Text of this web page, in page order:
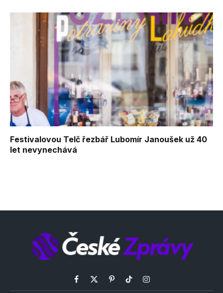
Festivalovou Telč řezbář Lubomír Janoušek už 40
let nevynechává
Facebook
X
PinterestTikTokInstagram